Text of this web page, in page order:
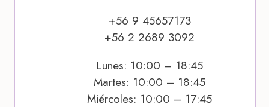
+56 9 45657173
+56 2 2689 3092
Lunes: 10:00 – 18:45
Martes: 10:00 – 18:45
Miércoles: 10:00 – 17:45